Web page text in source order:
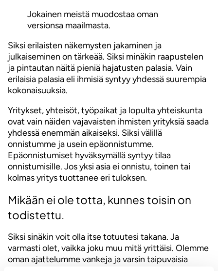
Jokainen meistä muodostaa oman
versionsa maailmasta.
Siksi erilaisten näkemysten jakaminen ja
julkaiseminen on tärkeää. Siksi minäkin raapustelen
ja pintautan näitä pieniä hajatusten palasia. Vain
erilaisia palasia eli ihmisiä syntyy yhdessä suurempia
kokonaisuuksia.
Yritykset, yhteisöt, työpaikat ja lopulta yhteiskunta
ovat vain näiden vajavaisten ihmisten yrityksiä saada
yhdessä enemmän aikaiseksi. Siksi välillä
onnistumme ja usein epäonnistumme.
Epäonnistumiset hyväksymällä syntyy tilaa
onnistumisille. Jos yksi asia ei onnistu, toinen tai
kolmas yritys tuottanee eri tuloksen.
Mikään ei ole totta, kunnes toisin on
todistettu.
Siksi sinäkin voit olla itse totuutesi takana. Ja
varmasti olet, vaikka joku muu mitä yrittäisi. Olemme
oman ajattelumme vankeja ja varsin taipuvaisia